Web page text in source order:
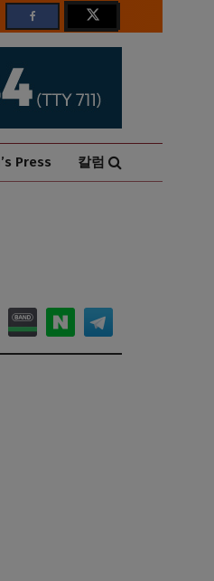
Press 칼럼